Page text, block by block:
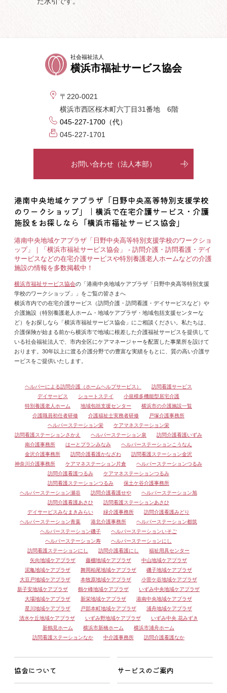
社会福祉法人
横浜市福祉サービス協会
〒220-0021
横浜市西区桜木町六丁目31番地 6階
045-227-1700（代）
045-227-1701
お問い合わせ（法人本部）
港南中央地域ケアプラザ「日野中央高等特別支援学校
のワークショップ」｜横浜で在宅介護サービス・介護
施設をお探しなら「横浜市福祉サービス協会」
港南中央地域ケアプラザ「日野中央高等特別支援学校のワークショ
ップ」｜「横浜市福祉サービス協会」 - 訪問介護・訪問看護・デイ
サービスなどの在宅介護サービスや特別養護老人ホームなどの介護
施設の情報を多数掲載中！
横浜市福祉サービス協会の「港南中央地域ケアプラザ「日野中央高等特別支援
学校のワークショップ」」をご覧の皆さまへ
横浜市内での在宅介護サービス（訪問介護・訪問看護・デイサービスなど）や
介護施設（特別養護老人ホーム・地域ケアプラザ・地域包括支援センターな
ど）をお探しなら「横浜市福祉サービス協会」にご相談ください。私たちは、
介護保険が始まる前から横浜市で地域に根差した介護福祉サービスを提供して
いる社会福祉法人で、市内全区にケアマネージャーを配置した事業所を設けて
おります。30年以上に渡る介護分野での豊富な実績をもとに、質の高い介護サ
ービスをご提供いたします。
ヘルパーによる訪問介護（ホームヘルプサービス）
訪問看護サービス
デイサービス
ショートステイ
小規模多機能型居宅介護
特別養護老人ホーム
地域包括支援センター
横浜市の介護施設一覧
介護職員初任者研修
介護福祉士実務者研修
戸塚介護事務所
ヘルパーステーション栄
ケアマネステーション栄
訪問看護ステーションさかえ
ヘルパーステーション泉
訪問介護看護いずみ
南介護事務所
はーとプランみなみ
ヘルパーステーションこうなん
金沢介護事務所
訪問介護看護かなざわ
訪問看護ステーション金沢
神奈川介護事務所
ケアマネステーション片倉
ヘルパーステーションつるみ
訪問介護看護つるみ
ケアマネステーションつるみ
訪問看護ステーションつるみ
保土ケ谷介護事務所
ヘルパーステーション瀬谷
訪問介護看護せや
ヘルパーステーション旭
訪問介護看護あさひ
訪問看護ステーションあさひ
デイサービスみなまきみらい
緑介護事務所
訪問介護看護みどり
ヘルパーステーション青葉
港北介護事務所
ヘルパーステーション都筑
ヘルパーステーション磯子
ヘルパーステーションいそご
ヘルパーステーション寿
ヘルパーステーションにし
訪問看護ステーションにし
訪問介護看護にし
福祉用具センター
矢向地域ケアプラザ
藤棚地域ケアプラザ
中山地域ケアプラザ
泥亀地域ケアプラザ
舞岡柏尾地域ケアプラザ
磯子地域ケアプラザ
大豆戸地域ケアプラザ
本牧原地域ケアプラザ
小菅ケ谷地域ケアプラザ
新子安地域ケアプラザ
鶴ケ峰地域ケアプラザ
いずみ中央地域ケアプラザ
大場地域ケアプラザ
新栄地域ケアプラザ
港南中央地域ケアプラザ
星川地域ケアプラザ
戸部本町地域ケアプラザ
浦舟地域ケアプラザ
清水ケ丘地域ケアプラザ
いずみ野地域ケアプラザ
いずみ中央 花みずき
新鶴見ホーム
横浜市新橋ホーム
横浜市浦舟ホーム
訪問看護ステーションなか
中介護事務所 訪問介護看護なか
協会について サービスのご案内